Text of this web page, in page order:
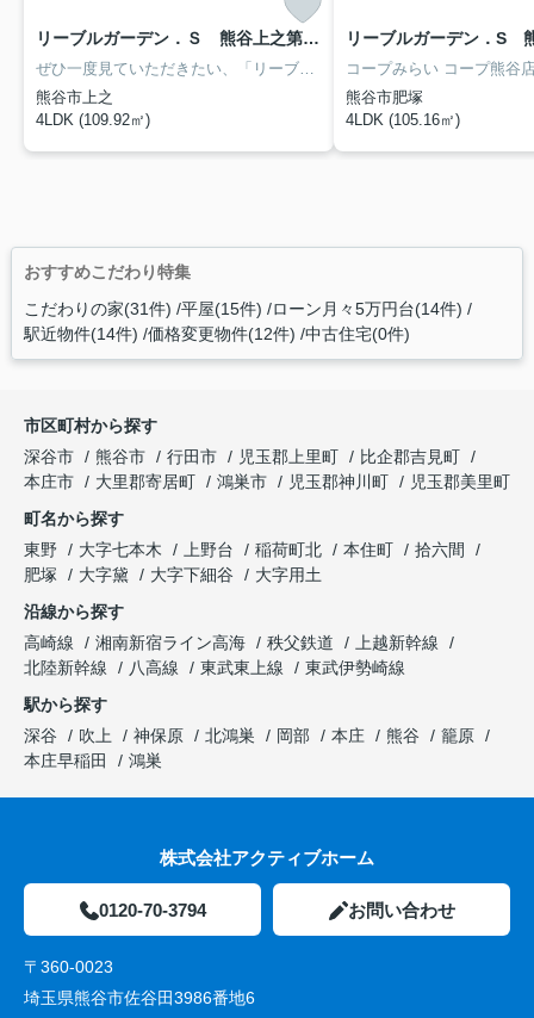
リーブルガーデン．Ｓ 熊谷上之第７ １号棟
ぜひ一度見ていただきたい、「リーブルガーデン．Ｓ 熊谷上之第７ 」です。小学校が十分通学できる範囲にあります。熊谷市立成田星宮小学校が徒歩10分です。こちらは南向きの物件です。不動産をお探しなら、当社にお任せください。当社は数多くの不動産情報を取り扱っております。ぜひ当社での不動産探しをご検討ください。
熊谷市上之
4LDK (109.92㎡)
熊谷市肥塚
4LDK (105.16㎡)
おすすめこだわり特集
こだわりの家(31件) 平屋(15件) ローン月々5万円台(14件)
駅近物件(14件) 価格変更物件(12件) 中古住宅(0件)
市区町村から探す
深谷市
熊谷市 行田市 児玉郡上里町
比企郡吉見町
本庄市
大里郡寄居町 鴻巣市 児玉郡神川町
児玉郡美里町
町名から探す
東野
大字七本木 上野台 稲荷町北 本住町
拾六間
肥塚
大字黛 大字下細谷
大字用土
沿線から探す
高崎線
湘南新宿ライン高海 秩父鉄道
上越新幹線
北陸新幹線
八高線 東武東上線
東武伊勢崎線
駅から探す
深谷
吹上 神保原 北鴻巣 岡部 本庄 熊谷
籠原
本庄早稲田
鴻巣
株式会社アクティブホーム
0120-70-3794 お問い合わせ
〒360-0023
埼玉県熊谷市佐谷田3986番地6